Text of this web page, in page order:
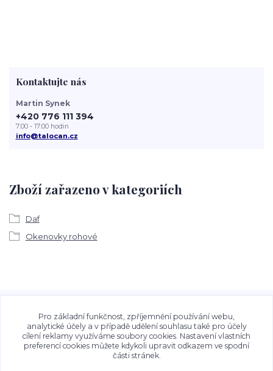
Zboží zařazeno v kategoriích
Daf
Okenovky rohové
Kontaktujte nás
Martin Synek
+420 776 111 394
7:00 - 17:00 hodin
info@talocan.cz
obsah zveřejněný na stránkách Talocan.cz a
CeskeSamolepky.cz jsou chráněny autorským právem. Jejich
použití bez předchozího písemného souhlasu provozovatele
je zakázáno.
Pro základní funkčnost, zpříjemnění používání webu,
analytické účely a v případě udělení souhlasu také pro účely
cílení reklamy využíváme soubory cookies. Nastavení vlastních
preferencí cookies můžete kdykoli upravit odkazem ve spodní
části stránek.